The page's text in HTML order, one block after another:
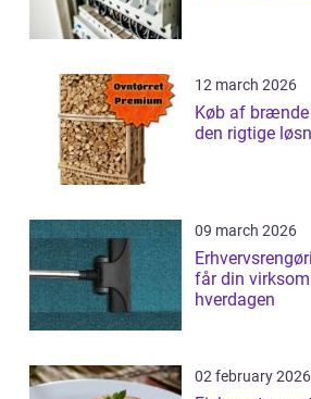
12 march 2026
Køb af brænde sådan vælger du
den rigtige
09 march 2026
Erhvervsrengøring
får din
hverdagen
02 february 2026